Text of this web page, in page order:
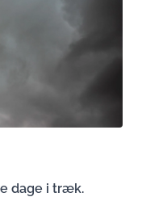
dage i træk.